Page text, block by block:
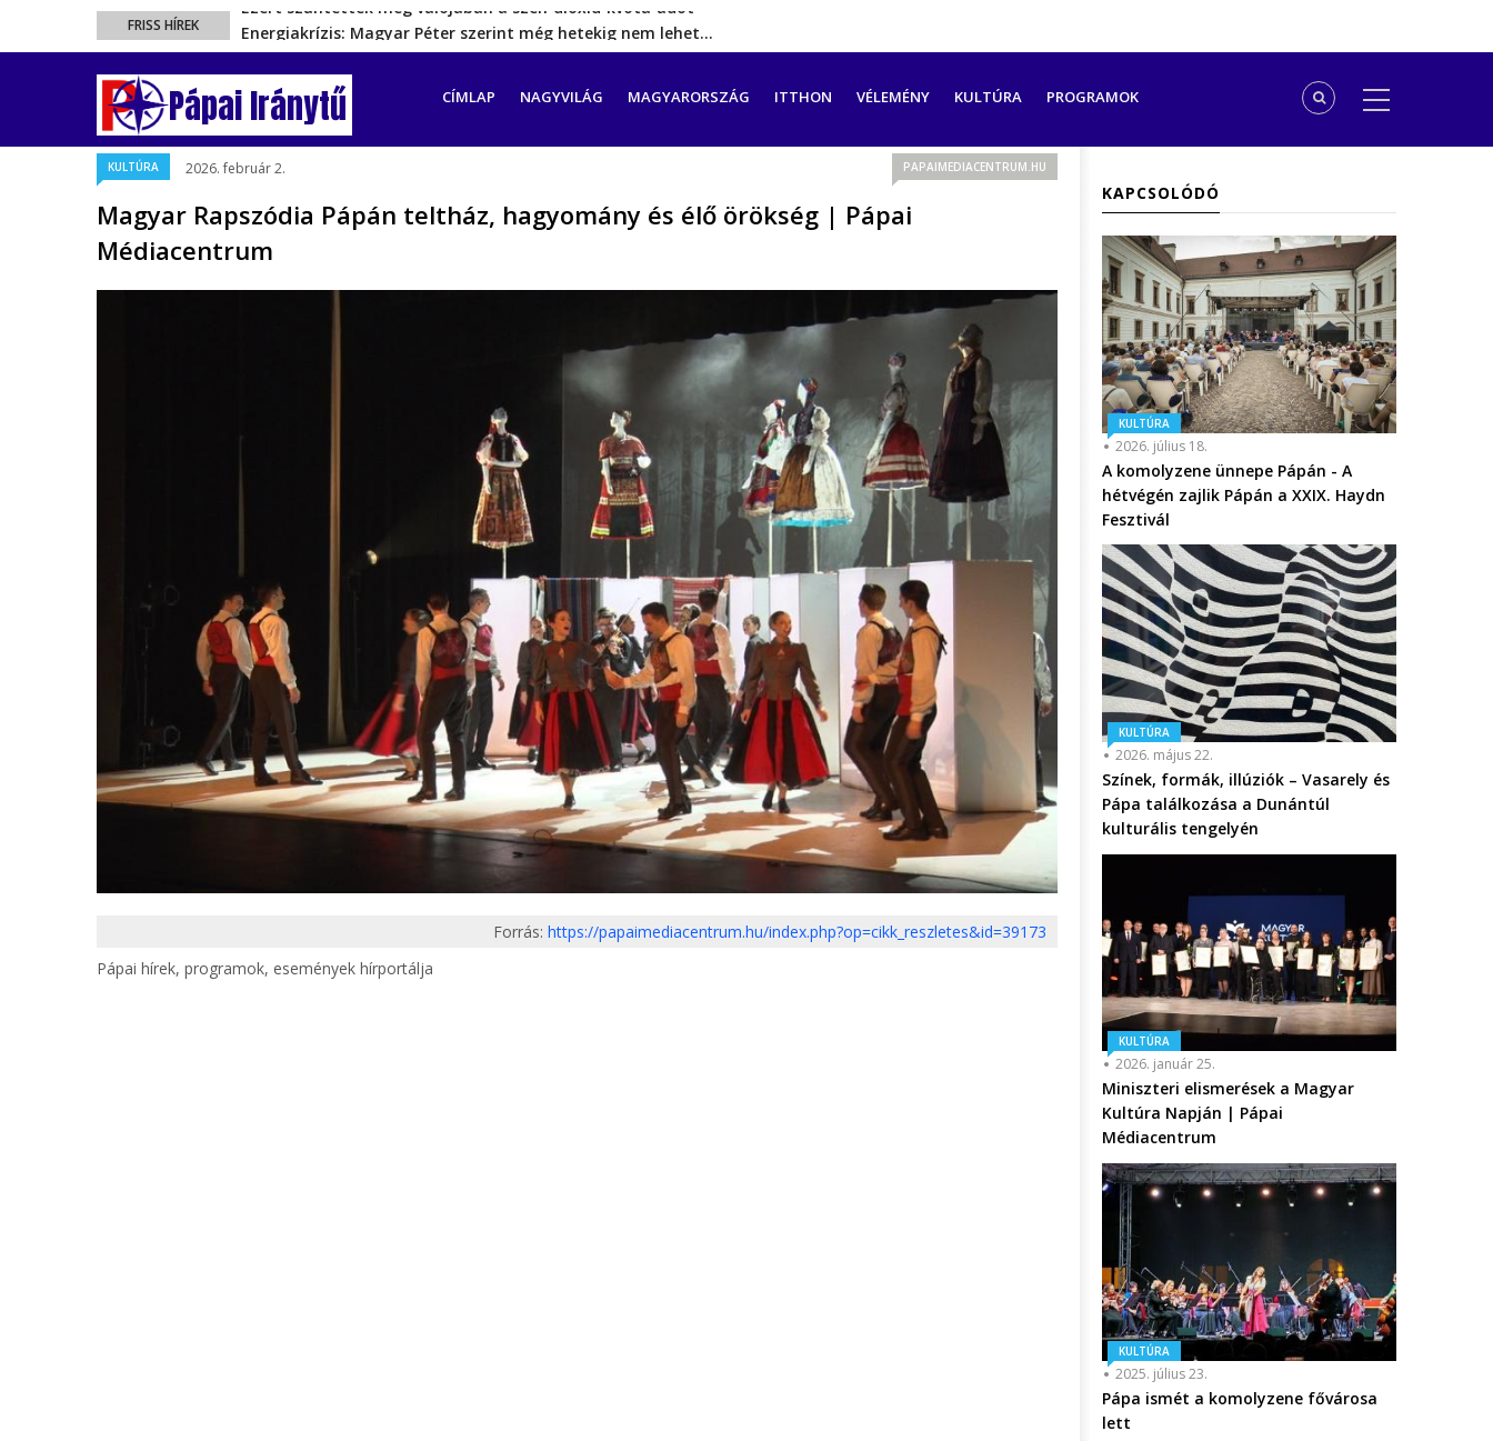
FRISS HÍREK
Energiakrízis: Magyar Péter szerint még hetekig nem lehet…
A spanyol enklávét elárasztják a tengeren érkező migránsok
Rétvári Bence: Magyar Péter gőzerővel hátrál ki a tanároknak tett…
Magyar Péter rendkívüli bejelentést tett, energia-krízishelyzet jöhet…
Ezért szüntették meg valójában a szén‑dioxid‑kvóta‑adót
Pápai Iránytű
FŐ
CÍMLAP NAGYVILÁG MAGYARORSZÁG ITTHON VÉLEMÉNY KULTÚRA PROGRAMOK
KULTÚRA 2026. február 2. PAPAIMEDIACENTRUM.HU
Magyar Rapszódia Pápán teltház, hagyomány és élő örökség | Pápai
Médiacentrum
Forrás: https://papaimediacentrum.hu/index.php?op=cikk_reszletes&id=39173
Pápai hírek, programok, események hírportálja
KAPCSOLÓDÓ
KULTÚRA
2026. július 18.
A komolyzene ünnepe Pápán - A
hétvégén zajlik Pápán a XXIX. Haydn
Fesztivál
KULTÚRA
2026. május 22.
Színek, formák, illúziók – Vasarely és
Pápa találkozása a Dunántúl
kulturális tengelyén
KULTÚRA
2026. január 25.
Miniszteri elismerések a Magyar
Kultúra Napján | Pápai
Médiacentrum
KULTÚRA
2025. július 23.
Pápa ismét a komolyzene fővárosa
lett